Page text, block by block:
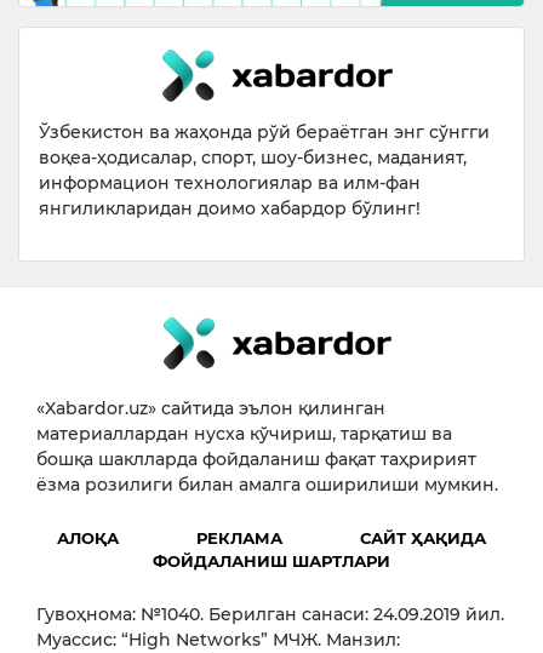
Ўзбекистон ва жаҳонда рўй бераётган энг сўнгги
воқеа-ҳодисалар, спорт, шоу-бизнес, маданият,
информацион технологиялар ва илм-фан
янгиликларидан доимо хабардор бўлинг!
«Xabardor.uz» сайтида эълон қилинган
материаллардан нусха кўчириш, тарқатиш ва
бошқа шаклларда фойдаланиш фақат таҳририят
ёзма розилиги билан амалга оширилиши мумкин.
АЛОҚА РЕКЛАМА
САЙТ ҲАҚИДА
ФОЙДАЛАНИШ ШАРТЛАРИ
Гувоҳнома: №1040. Берилган санаси: 24.09.2019 йил.
Муассис: “High Networks” МЧЖ. Манзил: